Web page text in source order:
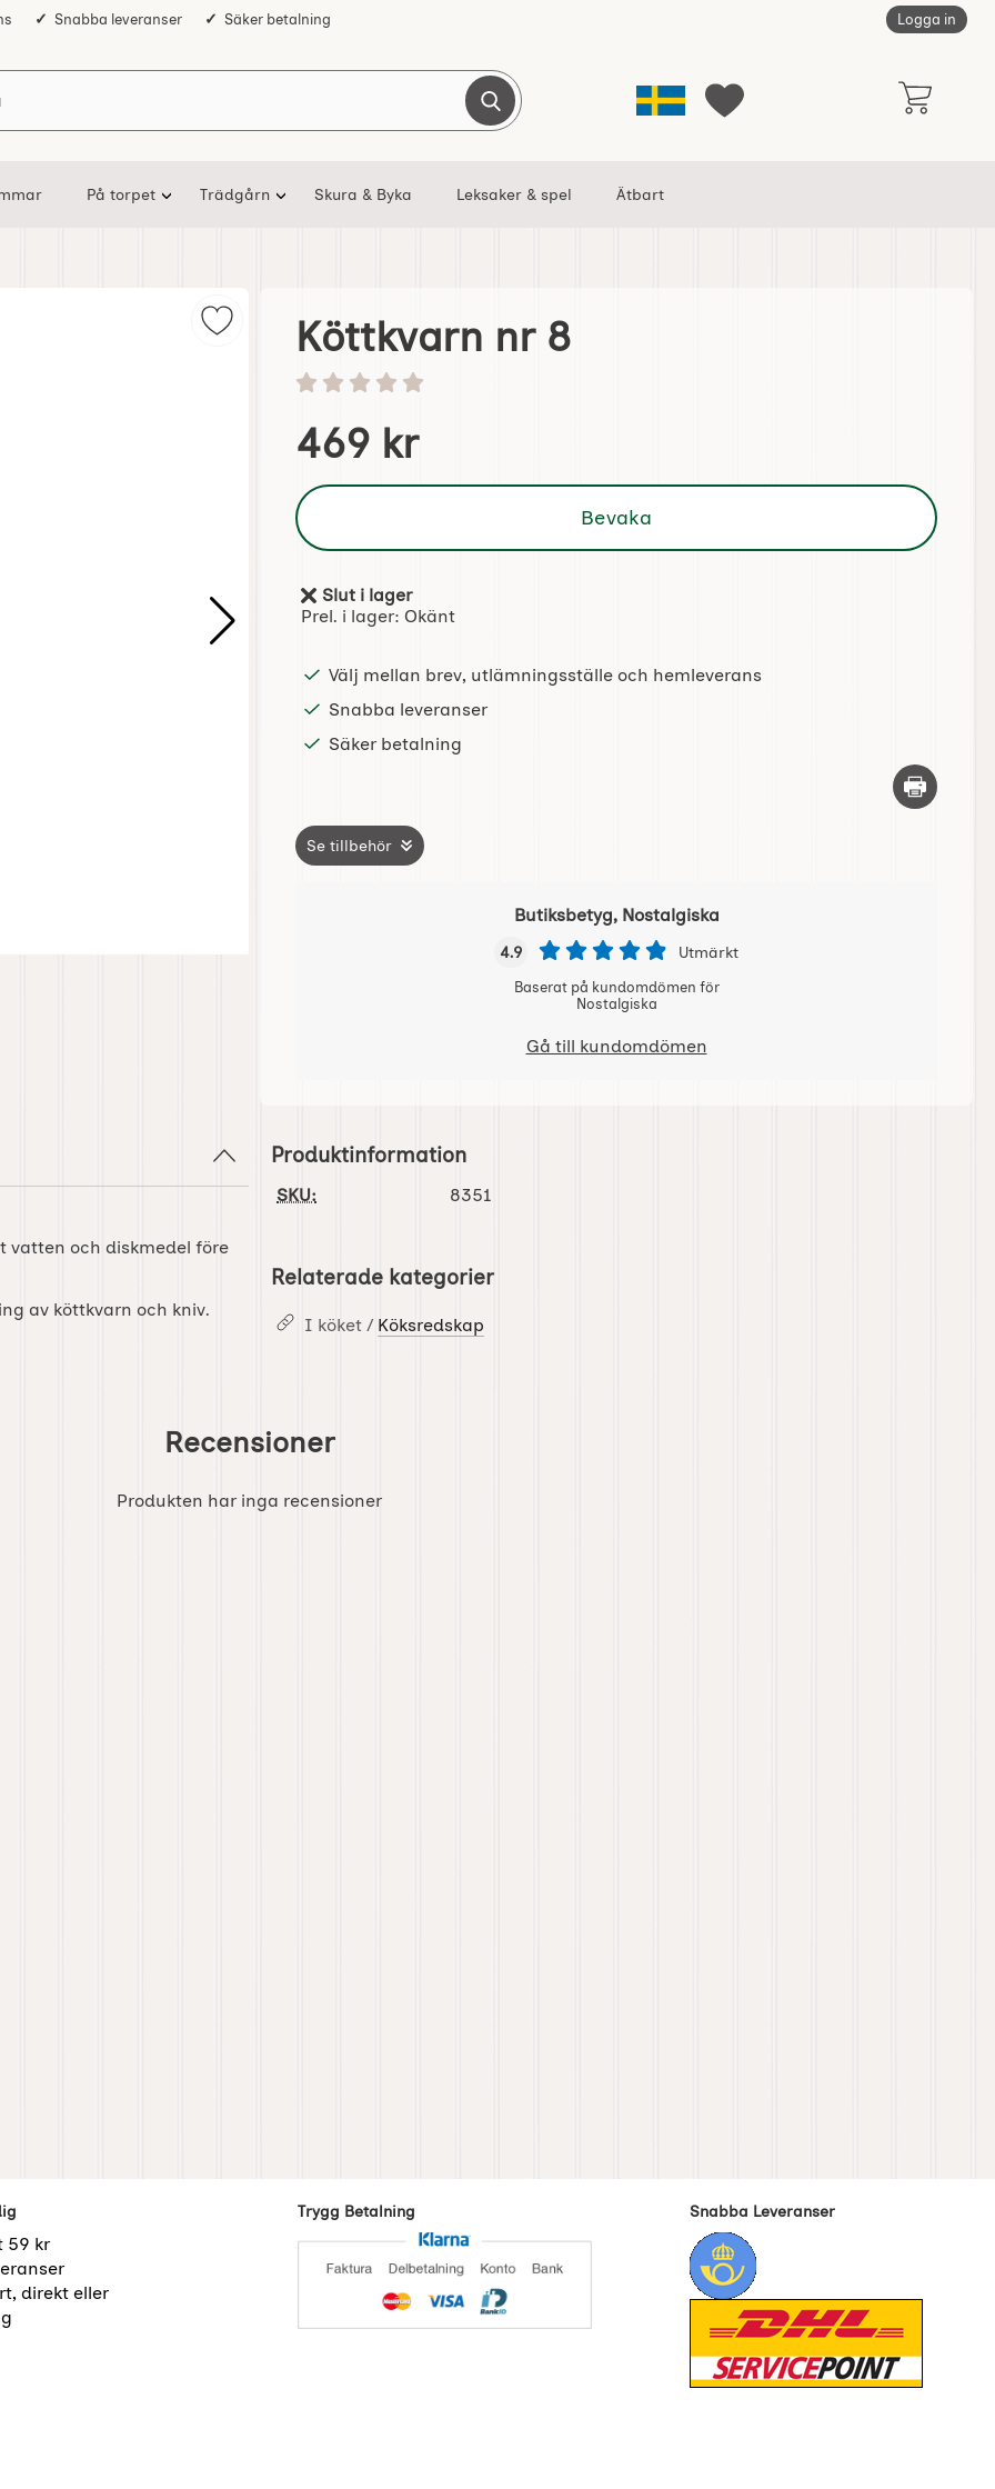
Snabba leveranser Säker betalning Logga in
Sverige Mina favoriter
Genomför sökning
På torpet Trädgårn Skura & Byka Leksaker & spel Ätbart
Markera köttkvarn nr 8 som favorit
Köttkvarn nr 8
Betyg: 0 stjärnor av 5
Handla denna produkt Köttkvarn nr 8
pris
469 kr
Bevaka
Tillgänglighet:
Slut i lager
Prel. i lager: Okänt
Välj mellan brev, utlämningsställe och hemleverans
Snabba leveranser
Säker betalning
Skriv ut
Se tillbehör
Butiksbetyg, Nostalgiska
4.9 Utmärkt
Baserat på kundomdömen för
Nostalgiska
Gå till kundomdömen
vatten och diskmedel före
av köttkvarn och kniv.
Produktinformation
SKU: 8351
Relaterade kategorier
I köket / Köksredskap
Recensioner
Produkten har inga recensioner
favorit
59 kr
direkt eller
Trygg Betalning Snabba Leveranser